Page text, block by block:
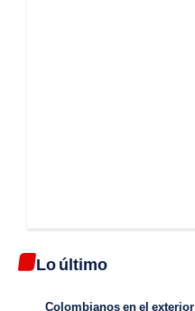
Lo último
Colombianos en el exterior